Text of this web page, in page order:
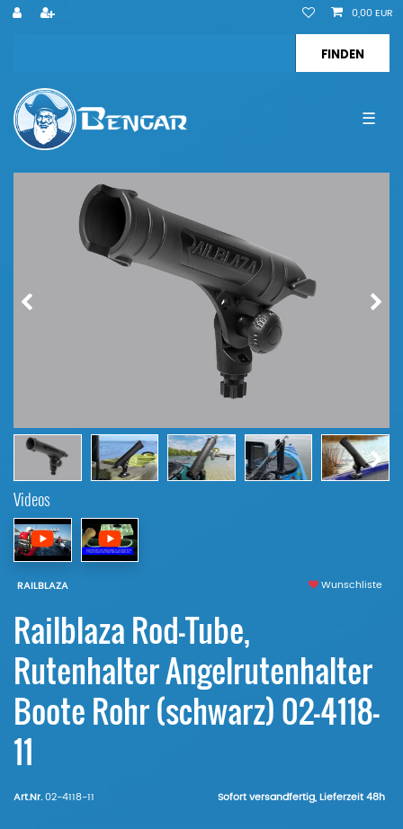
0,00 EUR
☰
Videos
RAILBLAZA Wunschliste
Railblaza Rod-Tube,
Rutenhalter Angelrutenhalter
Boote Rohr (schwarz) 02-4118-
11
Art.Nr.02-4118-11 Sofort versandfertig, Lieferzeit 48h